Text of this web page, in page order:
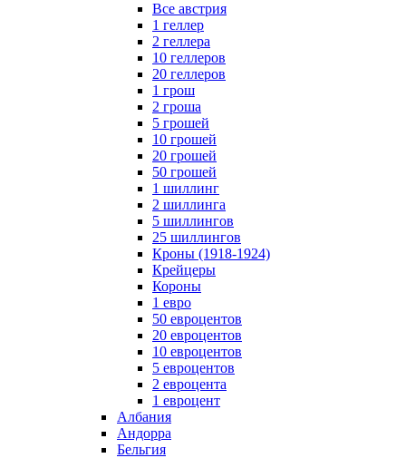
Все австрия
1 геллер
2 геллера
10 геллеров
20 геллеров
1 грош
2 гроша
5 грошей
10 грошей
20 грошей
50 грошей
1 шиллинг
2 шиллинга
5 шиллингов
25 шиллингов
Кроны (1918-1924)
Крейцеры
Короны
1 евро
50 евроцентов
20 евроцентов
10 евроцентов
5 евроцентов
2 евроцента
1 евроцент
Албания
Андорра
Бельгия